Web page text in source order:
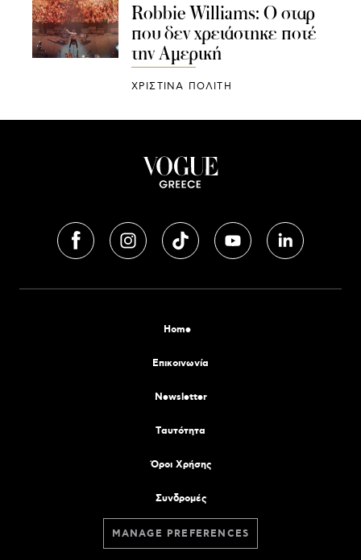
Robbie Williams: Ο σταρ
που δεν χρειάστηκε ποτέ
την Αμερική
ΧΡΙΣΤΙΝΑ ΠΟΛΙΤΗ
Home
Επικοινωνία
Newsletter
Tαυτότητα
Όροι Χρήσης
Συνδρομές
MANAGE PREFERENCES